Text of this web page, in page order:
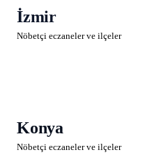
İzmir
Nöbetçi eczaneler ve ilçeler
Konya
Nöbetçi eczaneler ve ilçeler